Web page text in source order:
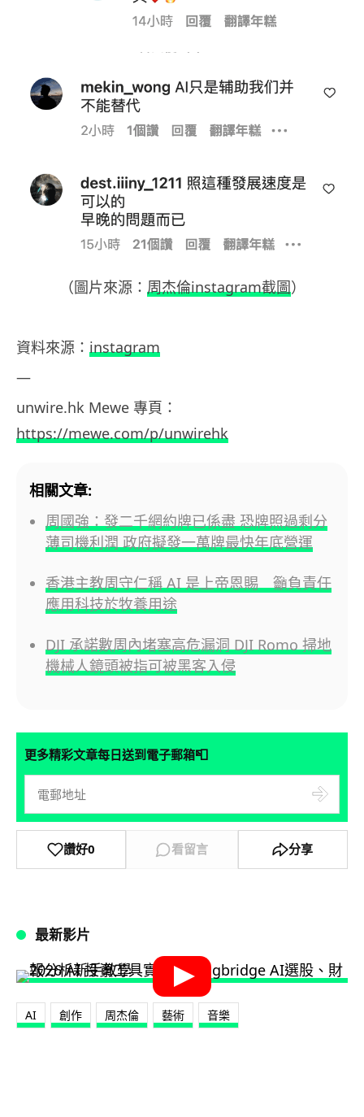
（圖片來源： 周杰倫instagram截圖）
資料來源： instagram
—
unwire.hk Mewe 專頁：
https://mewe.com/p/unwirehk
相關文章:
周國強：發二千網約牌已係盡 恐牌照過剩分
薄司機利潤 政府擬發一萬牌最快年底營運
香港主教周守仁稱 AI 是上帝恩賜 籲負責任
應用科技於牧養用途
DJI 承諾數周內堵塞高危漏洞 DJI Romo 掃地
機械人鏡頭被指可被黑客入侵
更多精彩文章每日送到電子郵箱📮
讚好0 看留言 分享
最新影片
AI 創作 周杰倫 藝術 音樂